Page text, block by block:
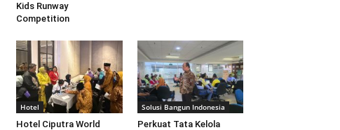
Kids Runway
Competition
Hotel
Hotel Ciputra World
Solusi Bangun Indonesia
Perkuat Tata Kelola